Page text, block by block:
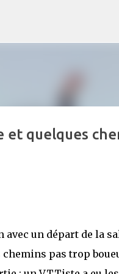
quelques
un départ de la
chemins pas trop